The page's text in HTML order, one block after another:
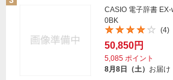
CASIO 電子辞書
0BK
(4)
50,850円
5,085 ポイント
8月8日（土） お届け